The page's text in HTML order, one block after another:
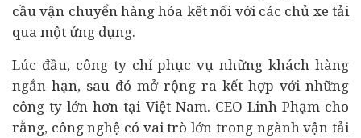
cầu vận chuyển hàng hóa kết nối với các chủ xe tải
qua một ứng dụng.
Lúc đầu, công ty chỉ phục vụ những khách hàng
ngắn hạn, sau đó mở rộng ra kết hợp với những
công ty lớn hơn tại Việt Nam. CEO Linh Phạm cho
rằng, công nghệ có vai trò lớn trong ngành vận tải